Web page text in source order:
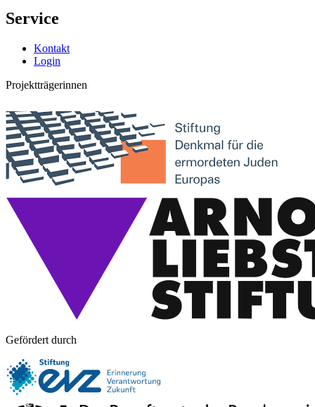
Service
Kontakt
Login
Projektträgerinnen
Gefördert durch